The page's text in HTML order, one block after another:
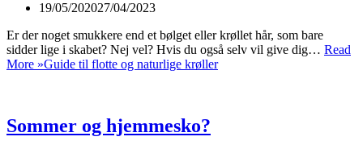
19/05/202027/04/2023
Er der noget smukkere end et bølget eller krøllet hår, som bare
sidder lige i skabet? Nej vel? Hvis du også selv vil give dig… Read
More »Guide til flotte og naturlige krøller
Sommer og hjemmesko?